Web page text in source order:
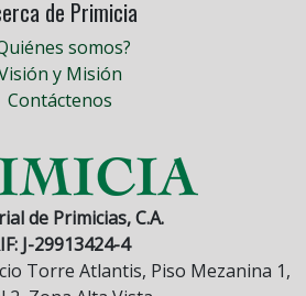
de Primicia
somos?
y Misión
Contáctenos
de Primicias, C.A.
J-29913424-4
Torre Atlantis, Piso Mezanina 1,